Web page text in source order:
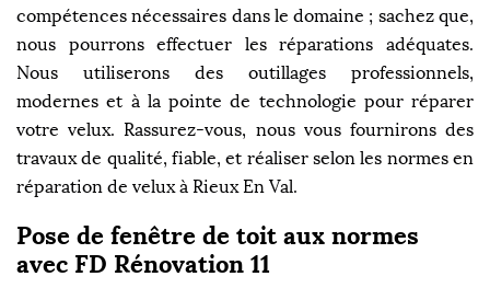
compétences nécessaires dans le domaine ; sachez que,
nous pourrons effectuer les réparations adéquates.
Nous utiliserons des outillages professionnels,
modernes et à la pointe de technologie pour réparer
votre velux. Rassurez-vous, nous vous fournirons des
travaux de qualité, fiable, et réaliser selon les normes en
réparation de velux à Rieux En Val.
Pose de fenêtre de toit aux normes
avec FD Rénovation 11